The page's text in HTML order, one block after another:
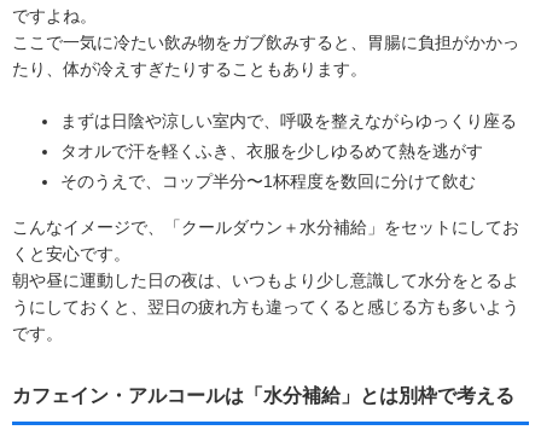
ですよね。
ここで一気に冷たい飲み物をガブ飲みすると、胃腸に負担がかかっ
たり、体が冷えすぎたりすることもあります。
まずは日陰や涼しい室内で、呼吸を整えながらゆっくり座る
タオルで汗を軽くふき、衣服を少しゆるめて熱を逃がす
そのうえで、コップ半分〜1杯程度を数回に分けて飲む
こんなイメージで、「クールダウン＋水分補給」をセットにしてお
くと安心です。
朝や昼に運動した日の夜は、いつもより少し意識して水分をとるよ
うにしておくと、翌日の疲れ方も違ってくると感じる方も多いよう
です。
カフェイン・アルコールは「水分補給」とは別枠で考える